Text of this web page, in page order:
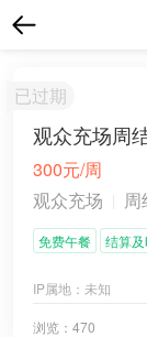
已过期
观众充场周
300元/周
观众充场
周
免费午餐 结算
IP属地： 未知
浏览：470